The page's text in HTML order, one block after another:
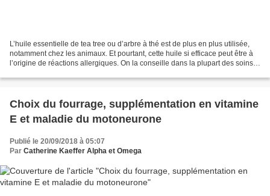
L’huile essentielle de tea tree ou d’arbre à thé est de plus en plus utilisée,
notamment chez les animaux. Et pourtant, cette huile si efficace peut être à
l’origine de réactions allergiques. On la conseille dans la plupart des soins
Choix du fourrage, supplémentation en vitamine
E et maladie du motoneurone
Publié le 20/09/2018 à 05:07
Par Catherine Kaeffer Alpha et Omega